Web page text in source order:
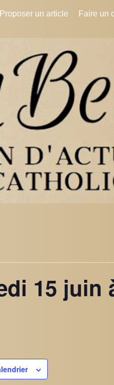
Proposer un article Faire un
15 juin